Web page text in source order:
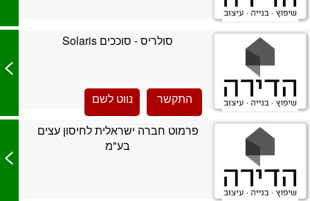
סולריס - סוככים Solaris
התקשר נווט לשם
>
פרמוט חברה ישראלית לחיסון עצים
בע"מ
>